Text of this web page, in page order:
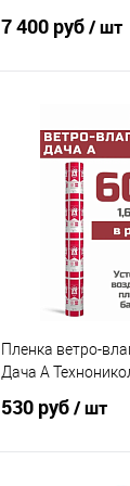
мембрана
7 400 руб/ шт
В
Пленка ветро-
Дача А
530 руб/ шт